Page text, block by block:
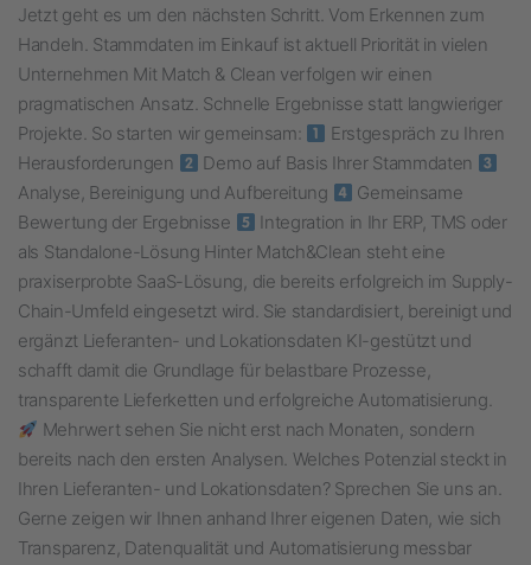
Jetzt geht es um den nächsten Schritt. Vom Erkennen zum
Handeln. Stammdaten im Einkauf ist aktuell Priorität in vielen
Unternehmen Mit Match & Clean verfolgen wir einen
pragmatischen Ansatz. Schnelle Ergebnisse statt langwieriger
Projekte. So starten wir gemeinsam:
Erstgespräch zu Ihren
Herausforderungen
Demo auf Basis Ihrer Stammdaten
Analyse, Bereinigung und Aufbereitung
Gemeinsame
Bewertung der Ergebnisse
Integration in Ihr ERP, TMS oder
als Standalone-Lösung Hinter Match&Clean steht eine
praxiserprobte SaaS-Lösung, die bereits erfolgreich im Supply-
Chain-Umfeld eingesetzt wird. Sie standardisiert, bereinigt und
ergänzt Lieferanten- und Lokationsdaten KI-gestützt und
schafft damit die Grundlage für belastbare Prozesse,
transparente Lieferketten und erfolgreiche Automatisierung.
Mehrwert sehen Sie nicht erst nach Monaten, sondern
bereits nach den ersten Analysen. Welches Potenzial steckt in
Ihren Lieferanten- und Lokationsdaten? Sprechen Sie uns an.
Gerne zeigen wir Ihnen anhand Ihrer eigenen Daten, wie sich
Transparenz, Datenqualität und Automatisierung messbar